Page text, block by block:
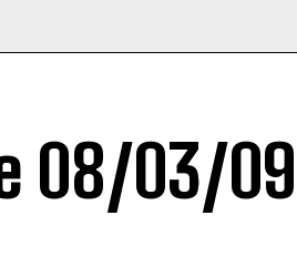
08/03/09